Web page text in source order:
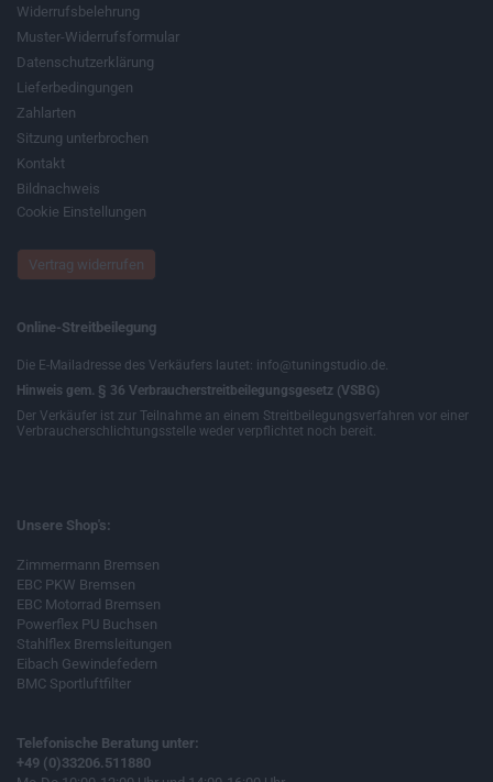
Widerrufsbelehrung
Muster-Widerrufsformular
Datenschutzerklärung
Lieferbedingungen
Zahlarten
Sitzung unterbrochen
Kontakt
Bildnachweis
Cookie Einstellungen
Vertrag widerrufen
Online-Streitbeilegung
Die E-Mailadresse des Verkäufers lautet: info@tuningstudio.de.
Hinweis gem. § 36 Verbraucherstreitbeilegungsgesetz (VSBG)
Der Verkäufer ist zur Teilnahme an einem Streitbeilegungsverfahren vor einer
Verbraucherschlichtungsstelle weder verpflichtet noch bereit.
Unsere Shop's:
Zimmermann Bremsen
EBC PKW Bremsen
EBC Motorrad Bremsen
Powerflex PU Buchsen
Stahlflex Bremsleitungen
Eibach Gewindefedern
BMC Sportluftfilter
Telefonische Beratung unter:
+49 (0)33206.511880